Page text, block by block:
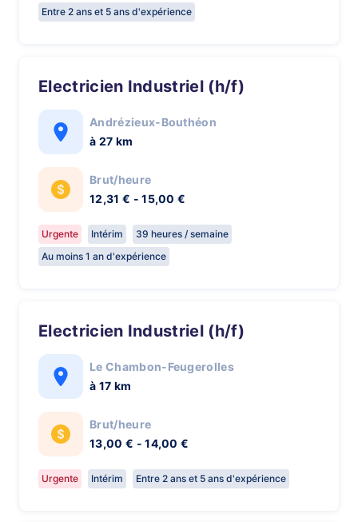
Entre 2 ans et 5 ans d'expérience
Electricien Industriel (h/f)
Andrézieux-Bouthéon
à 27 km
Brut/heure
12,31 € - 15,00 €
Urgente Intérim
39 heures / semaine
Au moins 1 an d'expérience
Electricien Industriel (h/f)
Le Chambon-Feugerolles
à 17 km
Brut/heure
13,00 € - 14,00 €
Urgente Intérim Entre 2 ans et 5 ans d'expérience